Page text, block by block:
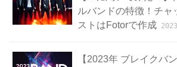
ルバンドの特徴！チャ
ストはFotorで作成
【2023年 ブレイクバ